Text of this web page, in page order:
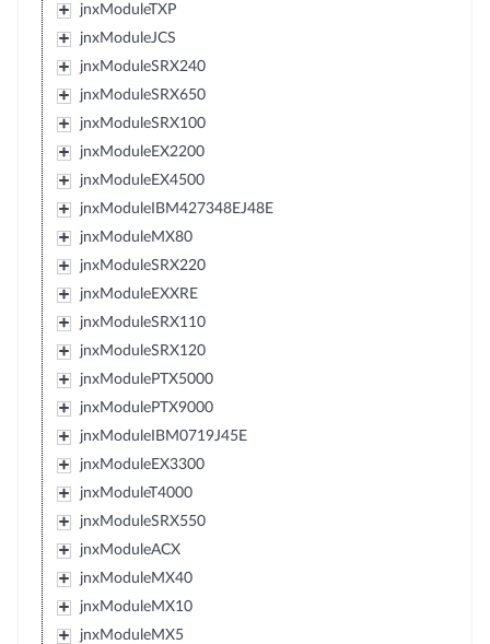
jnxModuleTXP
jnxModuleJCS
jnxModuleSRX240
jnxModuleSRX650
jnxModuleSRX100
jnxModuleEX2200
jnxModuleEX4500
jnxModuleIBM427348EJ48E
jnxModuleMX80
jnxModuleSRX220
jnxModuleEXXRE
jnxModuleSRX110
jnxModuleSRX120
jnxModulePTX5000
jnxModulePTX9000
jnxModuleIBM0719J45E
jnxModuleEX3300
jnxModuleT4000
jnxModuleSRX550
jnxModuleACX
jnxModuleMX40
jnxModuleMX10
jnxModuleMX5